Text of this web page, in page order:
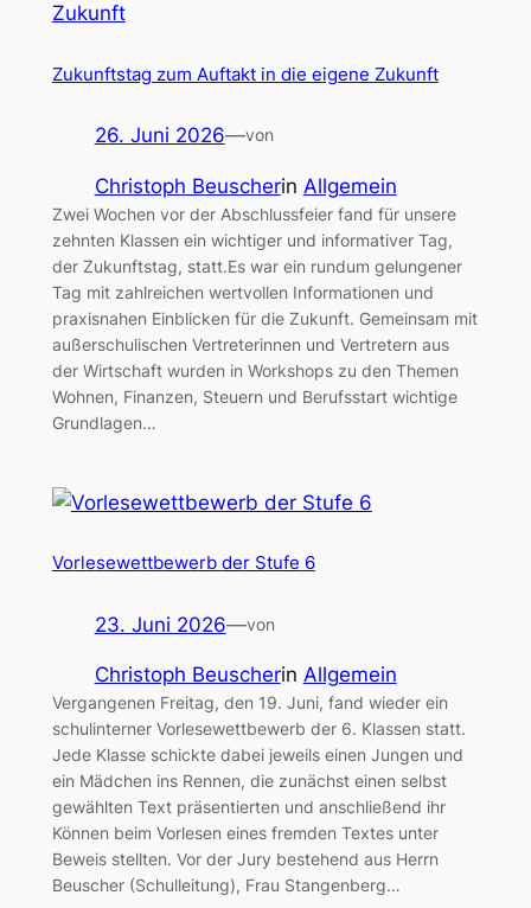
Zukunftstag zum Auftakt in die eigene Zukunft
26. Juni 2026—von
Christoph Beuscherin Allgemein
Zwei Wochen vor der Abschlussfeier fand für unsere
zehnten Klassen ein wichtiger und informativer Tag,
der Zukunftstag, statt.Es war ein rundum gelungener
Tag mit zahlreichen wertvollen Informationen und
praxisnahen Einblicken für die Zukunft. Gemeinsam mit
außerschulischen Vertreterinnen und Vertretern aus
der Wirtschaft wurden in Workshops zu den Themen
Wohnen, Finanzen, Steuern und Berufsstart wichtige
Grundlagen…
Vorlesewettbewerb der Stufe 6
23. Juni 2026—von
Christoph Beuscherin Allgemein
Vergangenen Freitag, den 19. Juni, fand wieder ein
schulinterner Vorlesewettbewerb der 6. Klassen statt.
Jede Klasse schickte dabei jeweils einen Jungen und
ein Mädchen ins Rennen, die zunächst einen selbst
gewählten Text präsentierten und anschließend ihr
Können beim Vorlesen eines fremden Textes unter
Beweis stellten. Vor der Jury bestehend aus Herrn
Beuscher (Schulleitung), Frau Stangenberg…